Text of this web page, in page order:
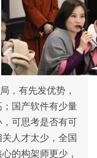
，有先发优势，
国产软件有少量
可思考是否有可
人才太少，全国
的构架师更少，